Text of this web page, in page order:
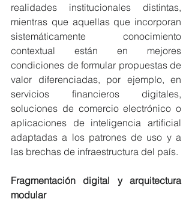
realidades institucionales distintas,
mientras que aquellas que incorporan
sistemáticamente conocimiento
contextual están en mejores
condiciones de formular propuestas de
valor diferenciadas, por ejemplo, en
servicios financieros digitales,
soluciones de comercio electrónico o
aplicaciones de inteligencia artificial
adaptadas a los patrones de uso y a
las brechas de infraestructura del país.
Fragmentación digital y arquitectura
modular